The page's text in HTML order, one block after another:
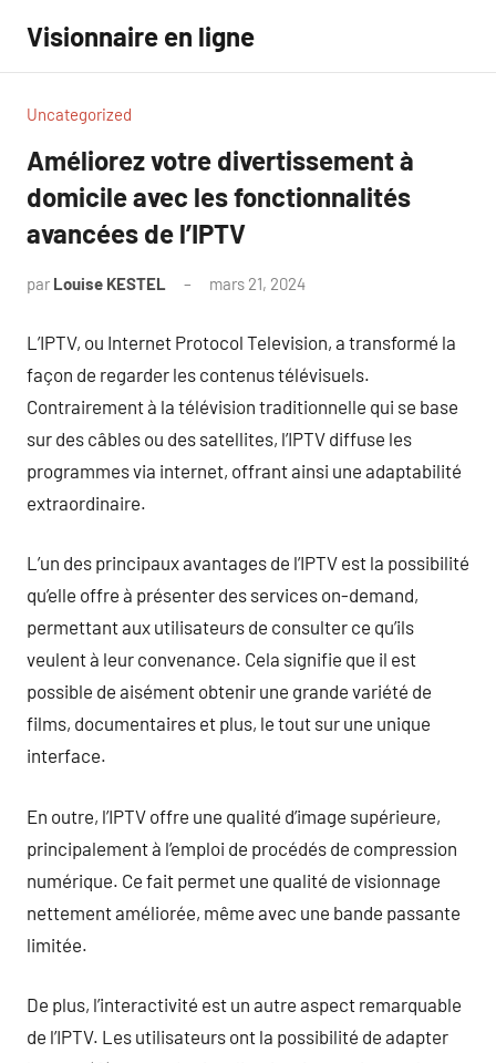
contenu
Visionnaire en ligne
Uncategorized
Améliorez votre divertissement à
domicile avec les fonctionnalités
avancées de l’IPTV
par Louise KESTEL mars 21, 2024
L’IPTV, ou Internet Protocol Television, a transformé la
façon de regarder les contenus télévisuels.
Contrairement à la télévision traditionnelle qui se base
sur des câbles ou des satellites, l’IPTV diffuse les
programmes via internet, offrant ainsi une adaptabilité
extraordinaire.
L’un des principaux avantages de l’IPTV est la possibilité
qu’elle offre à présenter des services on-demand,
permettant aux utilisateurs de consulter ce qu’ils
veulent à leur convenance. Cela signifie que il est
possible de aisément obtenir une grande variété de
films, documentaires et plus, le tout sur une unique
interface.
En outre, l’IPTV offre une qualité d’image supérieure,
principalement à l’emploi de procédés de compression
numérique. Ce fait permet une qualité de visionnage
nettement améliorée, même avec une bande passante
limitée.
De plus, l’interactivité est un autre aspect remarquable
de l’IPTV. Les utilisateurs ont la possibilité de adapter